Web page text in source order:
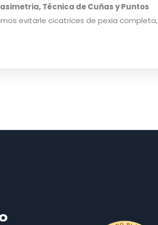
Técnica de Cuñas y Puntos
evitarle cicatrices de pexia completa,